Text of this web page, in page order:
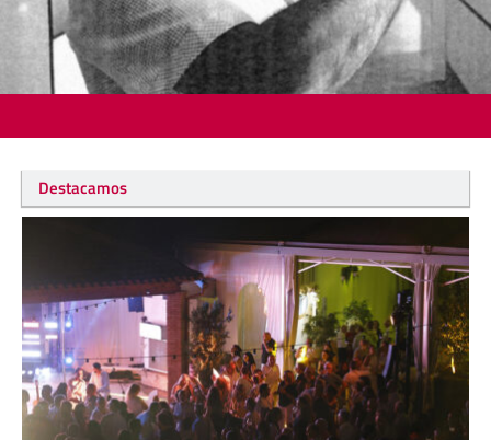
Destacamos